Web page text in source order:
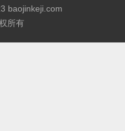
baojinkeji.com
所有